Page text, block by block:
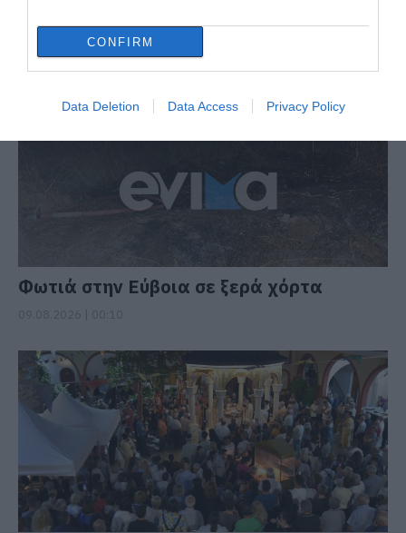
CONFIRM
Data Deletion Data Access Privacy Policy
ΔΙΑΒΑΣΤΕ ΕΠΙΣΗΣ
Φωτιά στην Εύβοια σε ξερά χόρτα